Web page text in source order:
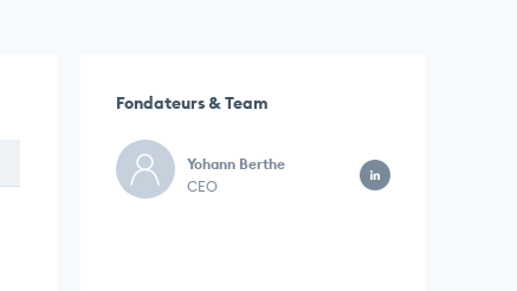
Fondateurs & Team
Yohann Berthe
CEO